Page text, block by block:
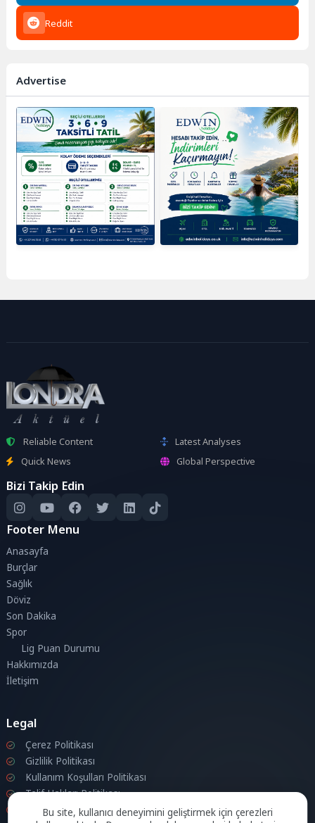
Reddit
Advertise
Reliable Content
Latest Analyses
Quick News
Global Perspective
Bizi Takip Edin
Footer Menu
Anasayfa
Burçlar
Sağlık
Döviz
Son Dakika
Spor
Lig Puan Durumu
Hakkımızda
İletişim
Legal
Çerez Politikası
Gizlilik Politikası
Kullanım Koşulları Politikası
Telif Hakları Politikası
İletişim
Bu site, kullanıcı deneyimini geliştirmek için çerezleri